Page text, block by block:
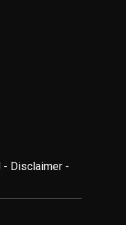
- Disclaimer -